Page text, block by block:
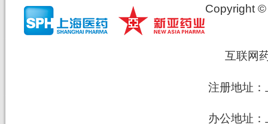
Copyright
互联网
注册地址
办公地址